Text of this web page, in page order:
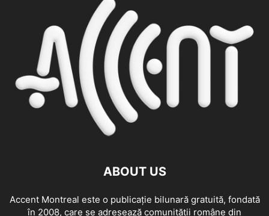
ABOUT US
Accent Montreal este o publicație bilunară gratuită, fondată
în 2008, care se adresează comunităţii române din